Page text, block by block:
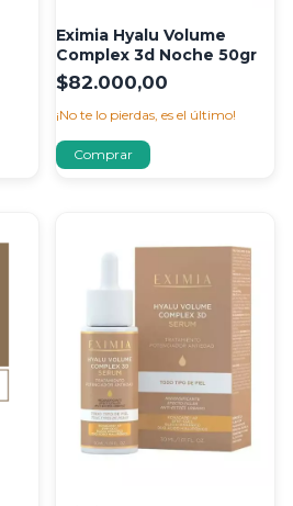
Eximia Hyalu Volume
Complex 3d Noche 50gr
$82.000,00
¡No te lo pierdas, es el último!